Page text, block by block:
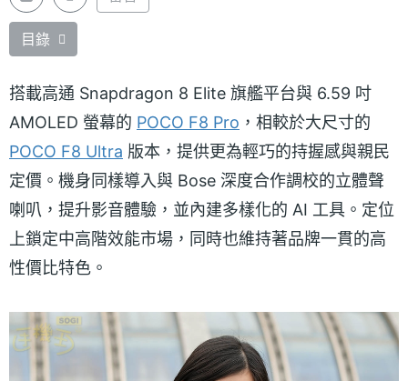
目錄
搭載高通 Snapdragon 8 Elite 旗艦平台與 6.59 吋
AMOLED 螢幕的 POCO F8 Pro ，相較於大尺寸的
POCO F8 Ultra 版本，提供更為輕巧的持握感與親民
定價。機身同樣導入與 Bose 深度合作調校的立體聲
喇叭，提升影音體驗，並內建多樣化的 AI 工具。定位
上鎖定中高階效能市場，同時也維持著品牌一貫的高
性價比特色。